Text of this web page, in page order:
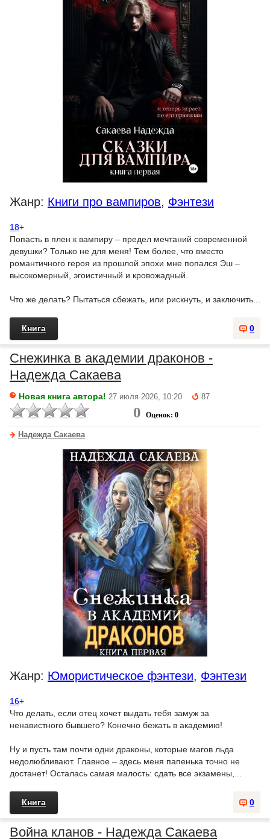
Жанр: Книги про вампиров, Фэнтези
18+
Попасть в плен к вампиру – предел мечтаний современной
девушки? Только не для меня! Тем более, что вместо
романтичного героя из прошлой эпохи мне попался Эш –
высокомерный, эгоистичный и кровожадный.
Что же делать? Пытаться сбежать, или рискнуть, и заключить...
0
Книга
Снежинка в академии драконов -
Надежда Сакаева
Новая книга автора! 27 июля 2026, 10:20 87
0 Оценок: 0
Надежда Сакаева
Жанр: Юмористическое фэнтези, Фэнтези
16+
Что делать, если отец хочет выдать тебя замуж за
ненавистного бывшего? Конечно бежать в академию!
Ну и пусть там почти одни драконы, которые магов льда
недолюбливают. Главное – здесь меня папенька точно не
достанет! Осталась самая малость: сдать все экзамены,...
0
Книга
Война кланов - Надежда Сакаева